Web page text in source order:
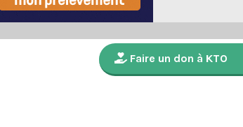
Faire un don à KTO